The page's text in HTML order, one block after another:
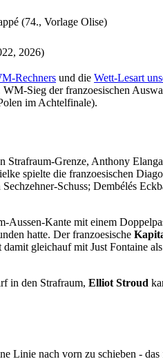
(74., Vorlage Olise)
2026)
Rechners und die Wett-Lesart
Sieg der franzoesischen
im Achtelfinale).
Strafraum-Grenze, Anthony
spielte die franzoesischen
Schuss; Dembélés
Kante mit einem
hatte. Der franzoesische
gleichauf mit Just Fontaine
in den Strafraum, Elliot Stroud
Linie nach vorn zu schieben -